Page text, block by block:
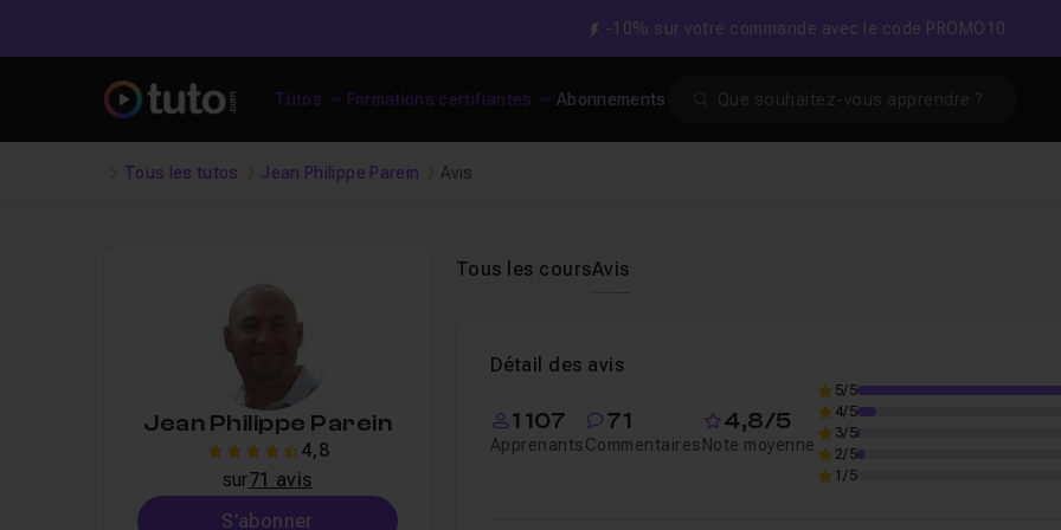
-10% sur votre commande avec le code PROMO10
Tutos Formations certifiantes Abonnements
Tous les tutos Jean Philippe Parein Avis
Jean Philippe Parein
4.8
4,8
sur71 avis
S'abonner
Tous les coursAvis
Détail des avis
1 107
Apprenants
71
Commentaires
4,8/5
Note moyenne
5/5
4/5
3/5
2/5
1/5